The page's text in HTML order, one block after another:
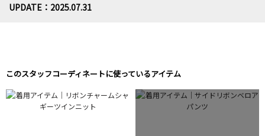
UPDATE：2025.07.31
このスタッフコーディネートに使っているアイテム